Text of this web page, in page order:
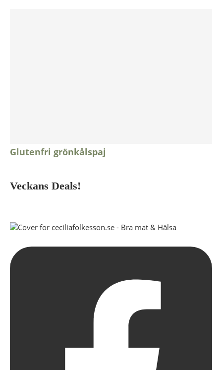
Glutenfri grönkålspaj
Veckans Deals!